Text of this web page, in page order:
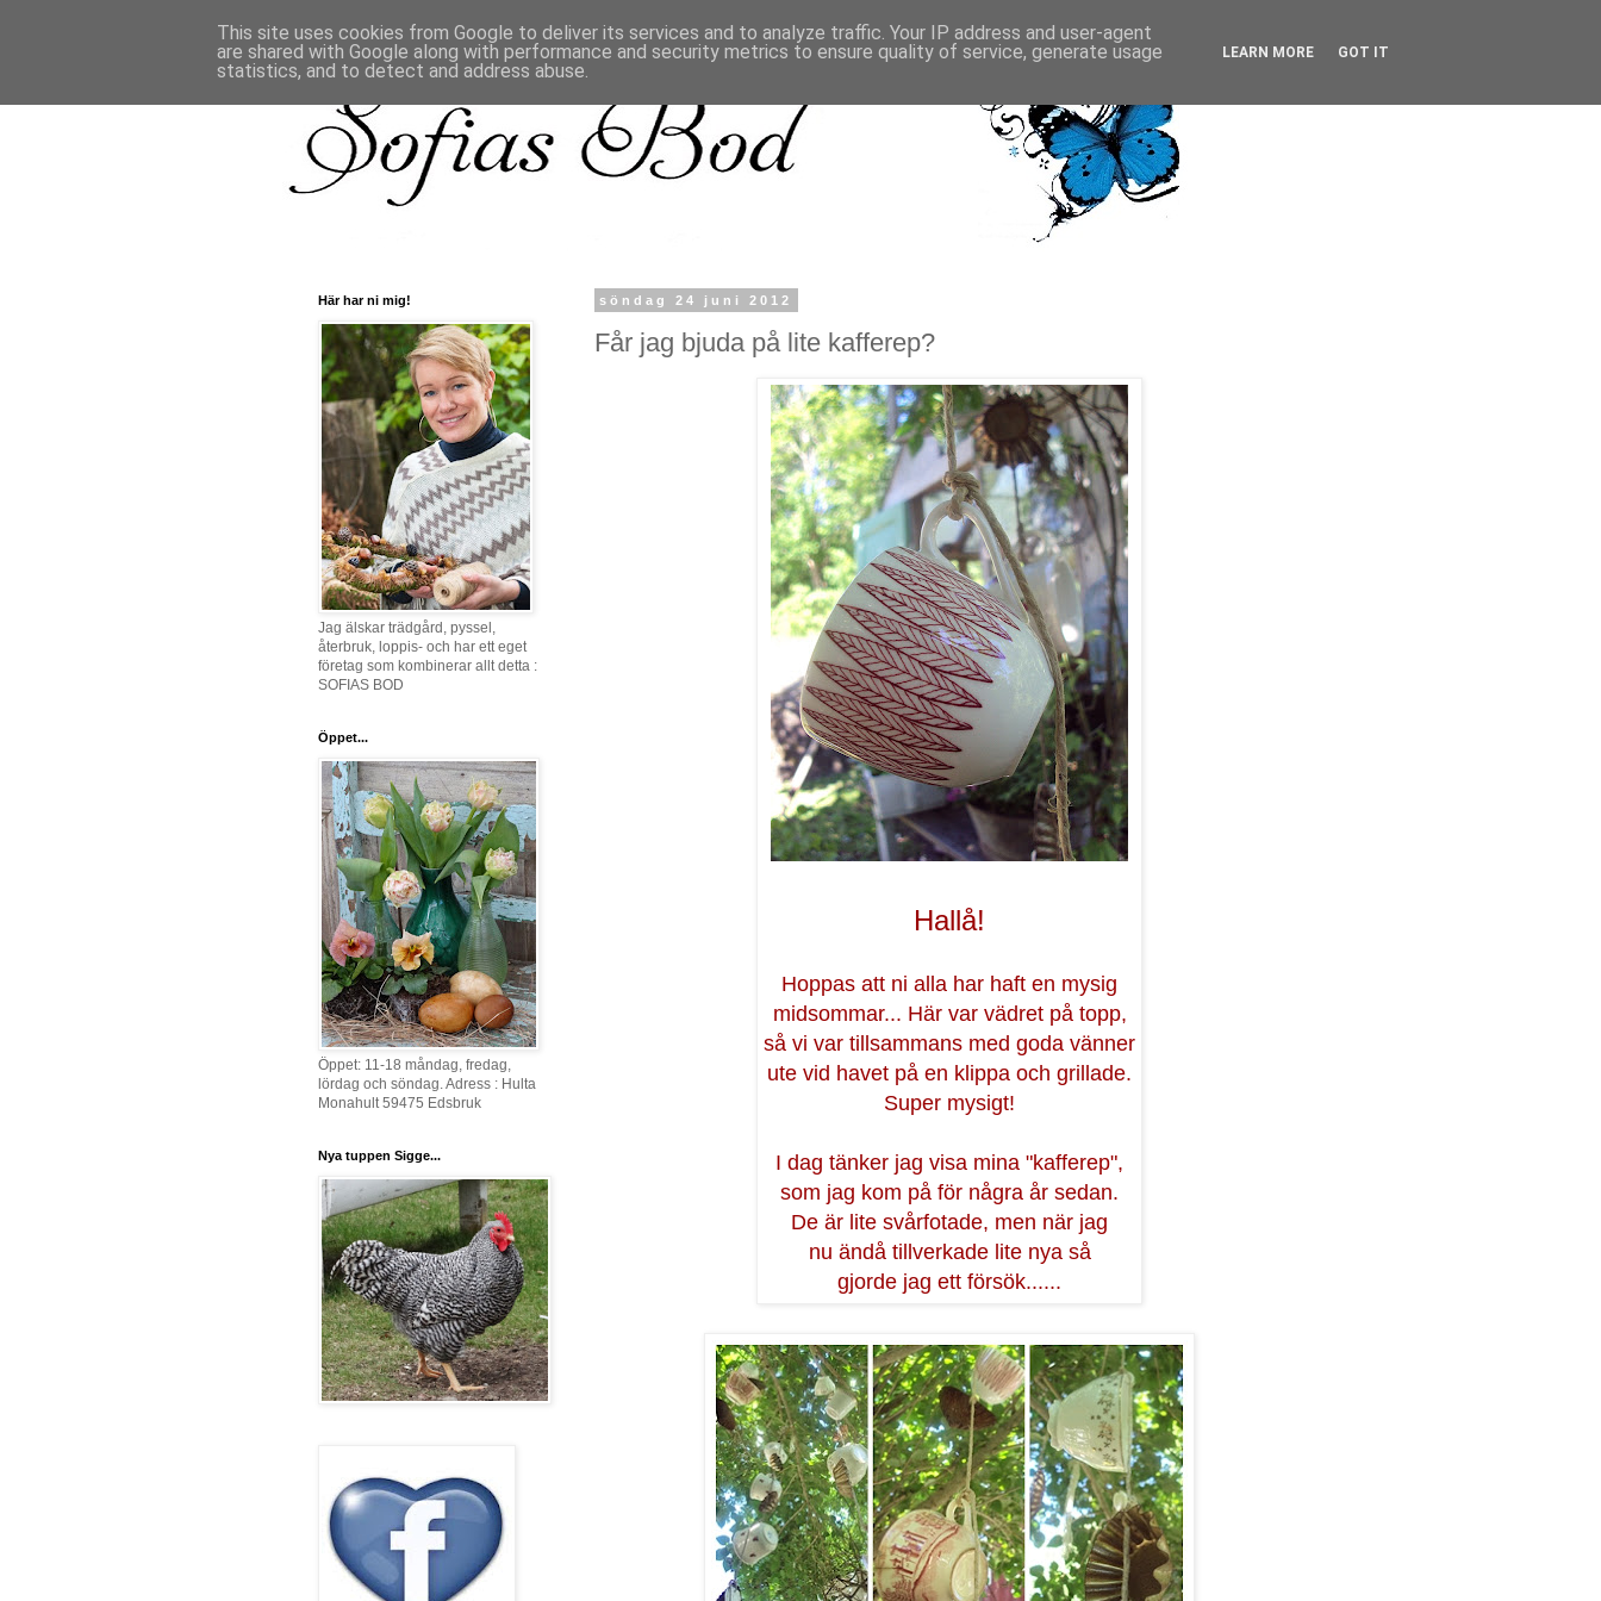
söndag 24 juni 2012
Får jag bjuda på lite kafferep?
Hallå!
Hoppas att ni alla har haft en mysig
midsommar... Här var vädret på topp,
så vi var tillsammans med goda vänner
ute vid havet på en klippa och grillade.
Super mysigt!
I dag tänker jag visa mina "kafferep",
som jag kom på för några år sedan.
De är lite svårfotade, men när jag
nu ändå tillverkade lite nya så
gjorde jag ett försök......
Här har ni mig!
Jag älskar trädgård, pyssel,
återbruk, loppis- och har ett eget
företag som kombinerar allt detta :
SOFIAS BOD
Öppet...
Öppet: 11-18 måndag, fredag,
lördag och söndag. Adress : Hulta
Monahult 59475 Edsbruk
Nya tuppen Sigge...
This site uses cookies from Google to deliver its services and to analyze traffic. Your IP address and user-agent
are shared with Google along with performance and security metrics to ensure quality of service, generate usage
statistics, and to detect and address abuse.
LEARN MORE GOT IT